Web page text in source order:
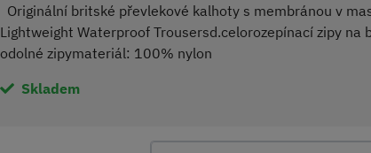
Originální britské převlekové kalhoty s membránou v
Lightweight Waterproof Trousersd.celorozepínací zipy na
odolné zipymateriál: 100% nylon
Skladem